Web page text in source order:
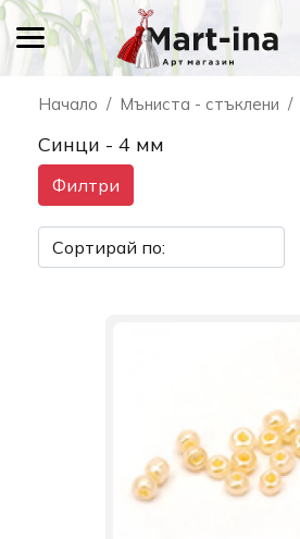
Начало Мъниста - стъклени
Синци - 4 мм
Филтри